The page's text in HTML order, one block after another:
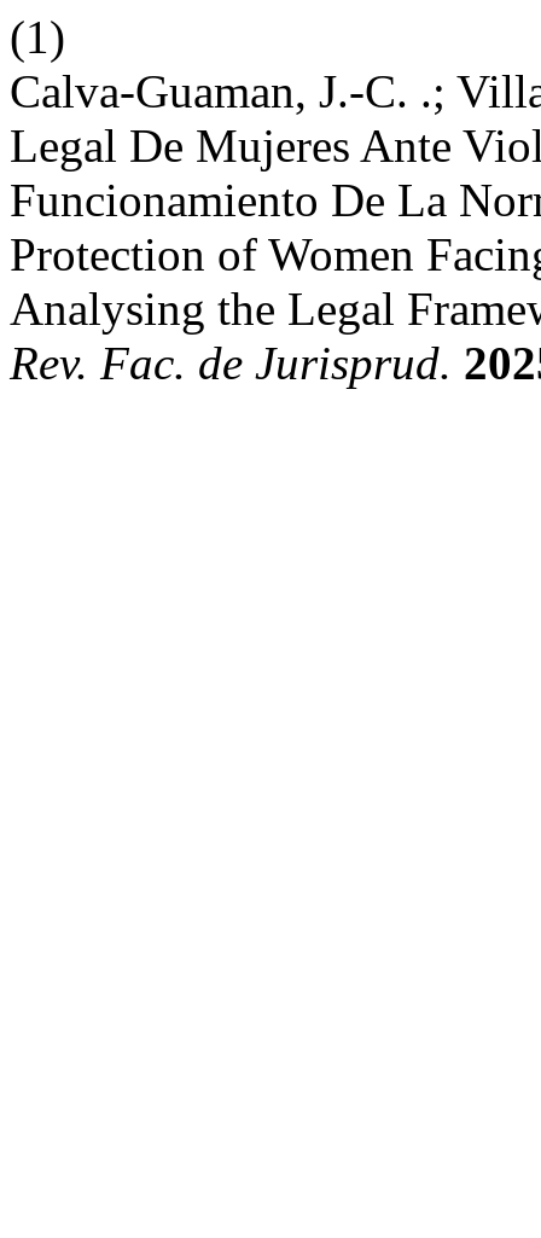
(1)
Calva-Guaman, J.-C. .;
Legal De Mujeres Ante
Funcionamiento De La
Protection of Women
Analysing the Legal
Rev. Fac. de Jurisprud.